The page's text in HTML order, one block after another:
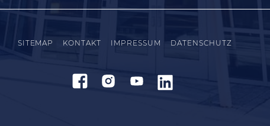
SITEMAP KONTAKT IMPRESSUM DATENSCHUTZ